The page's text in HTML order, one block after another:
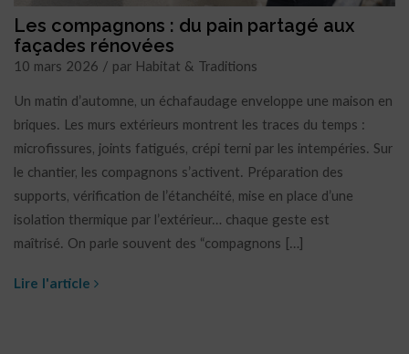
Les compagnons : du pain partagé aux
façades rénovées
10 mars 2026 / par Habitat & Traditions
Un matin d’automne, un échafaudage enveloppe une maison en
briques. Les murs extérieurs montrent les traces du temps :
microfissures, joints fatigués, crépi terni par les intempéries. Sur
le chantier, les compagnons s’activent. Préparation des
supports, vérification de l’étanchéité, mise en place d’une
isolation thermique par l’extérieur… chaque geste est
maîtrisé. On parle souvent des “compagnons […]
Lire l'article